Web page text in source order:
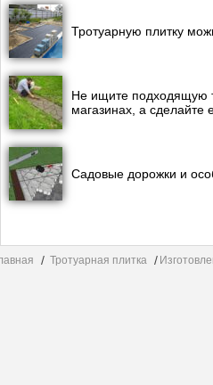
Тротуарную плитку
Не ищите подходящую
магазинах, а сделайте
Садовые дорожки и
Тротуарная плитка